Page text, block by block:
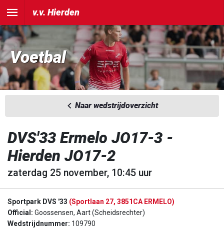
v.v. Hierden
Voetbal
Naar wedstrijdoverzicht
DVS'33 Ermelo JO17-3 -
Hierden JO17-2
zaterdag 25 november, 10:45 uur
Sportpark DVS '33 (Sportlaan 27, 3851CA ERMELO)
Official: Goossensen, Aart (Scheidsrechter)
Wedstrijdnummer: 109790